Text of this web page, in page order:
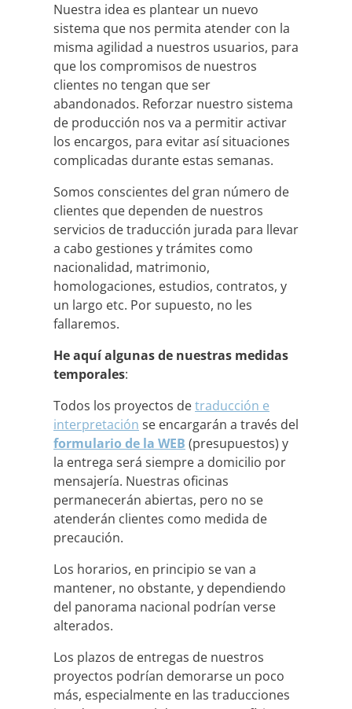
Nuestra idea es plantear un nuevo
sistema que nos permita atender con la
misma agilidad a nuestros usuarios, para
que los compromisos de nuestros
clientes no tengan que ser
abandonados. Reforzar nuestro sistema
de producción nos va a permitir activar
los encargos, para evitar así situaciones
complicadas durante estas semanas.
Somos conscientes del gran número de
clientes que dependen de nuestros
servicios de traducción jurada para llevar
a cabo gestiones y trámites como
nacionalidad, matrimonio,
homologaciones, estudios, contratos, y
un largo etc. Por supuesto, no les
fallaremos.
He aquí algunas de nuestras medidas
temporales:
Todos los proyectos detraducción e
interpretación se encargarán a través del
formulario de la WEB (presupuestos) y
la entrega será siempre a domicilio por
mensajería. Nuestras oficinas
permanecerán abiertas, pero no se
atenderán clientes como medida de
precaución.
Los horarios, en principio se van a
mantener, no obstante, y dependiendo
del panorama nacional podrían verse
alterados.
Los plazos de entregas de nuestros
proyectos podrían demorarse un poco
más, especialmente en las traducciones